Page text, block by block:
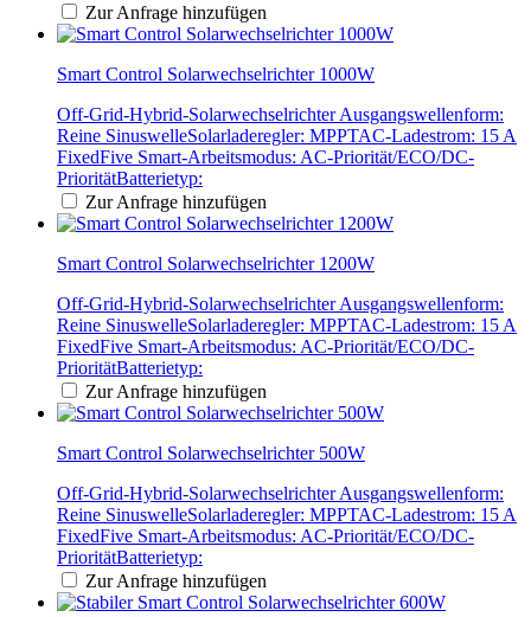
Zur Anfrage hinzufügen
Smart Control Solarwechselrichter 1000W
Off-Grid-Hybrid-Solarwechselrichter Ausgangswellenform:
Reine SinuswelleSolarladeregler: MPPTAC-Ladestrom: 15 A
FixedFive Smart-Arbeitsmodus: AC-Priorität/ECO/DC-
PrioritätBatterietyp:
Zur Anfrage hinzufügen
Smart Control Solarwechselrichter 1200W
Off-Grid-Hybrid-Solarwechselrichter Ausgangswellenform:
Reine SinuswelleSolarladeregler: MPPTAC-Ladestrom: 15 A
FixedFive Smart-Arbeitsmodus: AC-Priorität/ECO/DC-
PrioritätBatterietyp:
Zur Anfrage hinzufügen
Smart Control Solarwechselrichter 500W
Off-Grid-Hybrid-Solarwechselrichter Ausgangswellenform:
Reine SinuswelleSolarladeregler: MPPTAC-Ladestrom: 15 A
FixedFive Smart-Arbeitsmodus: AC-Priorität/ECO/DC-
PrioritätBatterietyp:
Zur Anfrage hinzufügen